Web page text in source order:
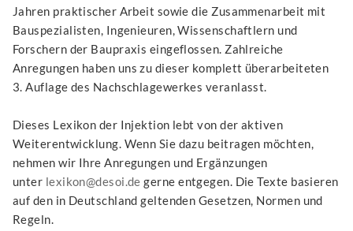
Jahren praktischer Arbeit sowie die Zusammenarbeit mit
Bauspezialisten, Ingenieuren, Wissenschaftlern und
Forschern der Baupraxis eingeflossen. Zahlreiche
Anregungen haben uns zu dieser komplett überarbeiteten
3. Auflage des Nachschlagewerkes veranlasst.
Dieses Lexikon der Injektion lebt von der aktiven
Weiterentwicklung. Wenn Sie dazu beitragen möchten,
nehmen wir Ihre Anregungen und Ergänzungen
unter lexikon@desoi.de gerne entgegen. Die Texte basieren
auf den in Deutschland geltenden Gesetzen, Normen und
Regeln.